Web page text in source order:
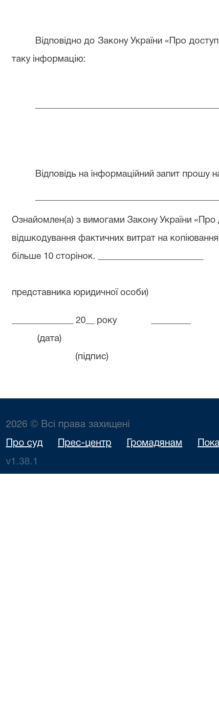
Відповідно до Закону України «Про
таку інформацію:
Вiдповідь на iнформацiйний запит прошу
Ознайомлен(а) з вимогами Закону України «Про
відшкодування фактичних витрат на
більше 10 сторінок. ________________________
представника юридичної особи)
______________ 20__ року
(дата)
(підпис)
2026 © Всі права захищені
Про суд Прес-центр Громадянам
v1.38.1